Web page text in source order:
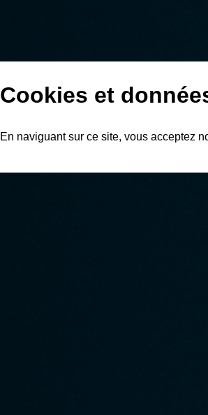
Cookies et
En naviguant sur ce site, vous acceptez